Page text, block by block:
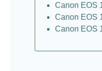
Canon EOS
Canon EOS
Canon EOS